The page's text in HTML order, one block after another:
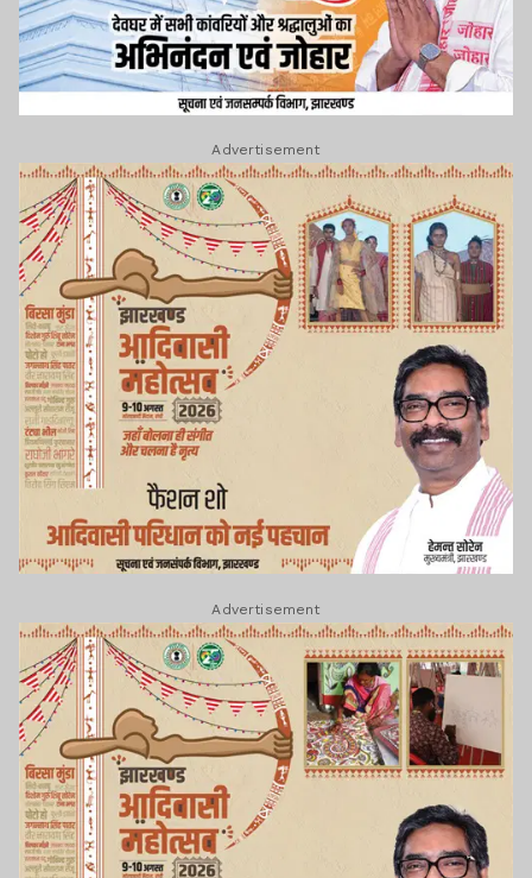
Advertisement
Advertisement